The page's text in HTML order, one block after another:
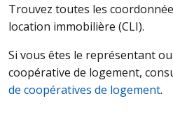
Trouvez toutes les
location immobilière (CLI).
Si vous êtes le représentant
coopérative de logement,
de coopératives de logement.